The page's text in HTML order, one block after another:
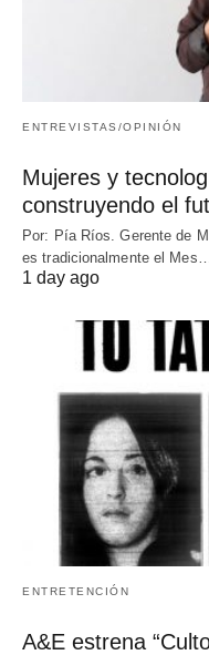
ENTREVISTAS/OPINIÓN
Mujeres y
construyendo el
Por: Pía Ríos. Gerente de
es tradicionalmente el
1 day ago
ENTRETENCIÓN
A&E estrena